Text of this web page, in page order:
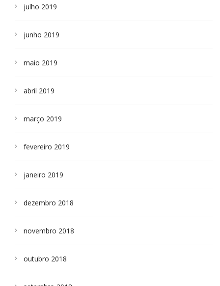
julho 2019
junho 2019
maio 2019
abril 2019
março 2019
fevereiro 2019
janeiro 2019
dezembro 2018
novembro 2018
outubro 2018